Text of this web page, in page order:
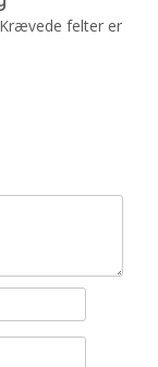
Krævede felter er